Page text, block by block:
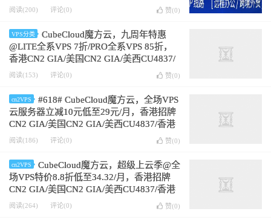
香港Lite，赠送高级版CC硬件清洗
阅读(200) 评论(0) 赞(0)
VPS分类
CubeCloud魔方云，九周年特惠
@LITE全系VPS 7折/PRO全系VPS 85折，
香港CN2 GIA/美国CN2 GIA/美西CU4837/
香港Lite，赠送高级版CC硬件清洗
阅读(153) 评论(0) 赞(0)
cn2VPS
#618# CubeCloud魔方云，全场VPS
云服务器立减10元低至29元/月，香港招牌
CN2 GIA/美国CN2 GIA/美西CU4837/香港
Lite NTT，赠送高级版CC硬件清洗
阅读(186) 评论(0) 赞(0)
cn2VPS
CubeCloud魔方云，超级上云季@全
场VPS特价8.8折低至34.32/月，香港招牌
CN2 GIA/美国CN2 GIA/美西CU4837/香港
Lite NTT，赠送高级版CC硬件清洗
阅读(264) 评论(0) 赞(0)